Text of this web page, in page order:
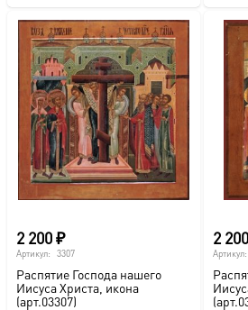
2 200₽
Артикул: 3307
Распятие Господа нашего
Иисуса Христа, икона
(арт.03307)
2 200
Артикул: